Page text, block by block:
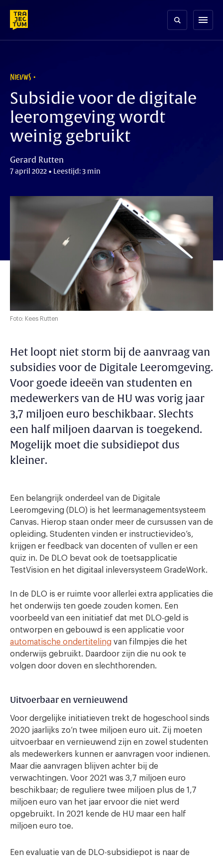
content
menu
NIEUWS
Subsidie voor de digitale
leeromgeving wordt
weinig gebruikt
Gerard Rutten
7 april 2022 • Leestijd: 3 min
Foto: Kees Rutten
Het loopt niet storm bij de aanvraag van
subsidies voor de Digitale Leeromgeving.
Voor goede ideeën van studenten en
medewerkers van de HU was vorig jaar
3,7 miljoen euro beschikbaar. Slechts
een half miljoen daarvan is toegekend.
Mogelijk moet die subsidiepot dus
kleiner.
Een belangrijk onderdeel van de Digitale
Leeromgeving (DLO) is het leermanagementsysteem
Canvas. Hierop staan onder meer de cursussen van de
opleiding. Studenten vinden er instructievideo’s,
krijgen er feedback van docenten of vullen er een
quiz in. De DLO bevat ook de toetsapplicatie
TestVision en het digitaal inleversysteem GradeWork.
In de DLO is er ruimte voor allerlei extra applicaties die
het onderwijs ten goede zouden komen. Een
voorbeeld van een initiatief dat met DLO-geld is
ontworpen en gebouwd is een applicatie voor
automatische ondertiteling van filmpjes die het
onderwijs gebruikt. Daardoor zijn die nu ook te
volgen door doven en slechthorenden.
Uitvoerbaar en vernieuwend
Voor dergelijke initiatieven trekt de hogeschool sinds
2020 jaarlijks zo’n twee miljoen euro uit. Zij moeten
uitvoerbaar en vernieuwend zijn en zowel studenten
als medewerkers kunnen er aanvragen voor indienen.
Maar die aanvragen blijven achter bij de
verwachtingen. Voor 2021 was 3,7 miljoen euro
beschikbaar; de reguliere twee miljoen plus de 1,7
miljoen euro van het jaar ervoor die niet werd
opgebruikt. In 2021 kende de HU maar een half
miljoen euro toe.
Een evaluatie van de DLO-subsidiepot is naar de